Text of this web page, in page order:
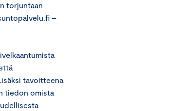
torjuntaan
–
tavoitteena
tiedon omista